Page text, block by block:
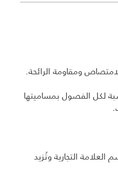
ومقاومة الرائحة.
لكل الفصول بمساميتها
التجارية وتُزيد